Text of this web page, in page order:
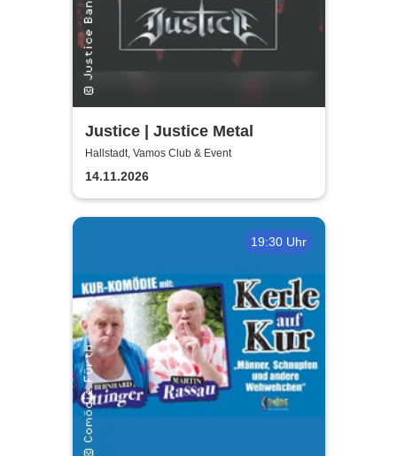
Justice | Justice Metal
Hallstadt, Vamos Club & Event
14.11.2026
19:30 Uhr